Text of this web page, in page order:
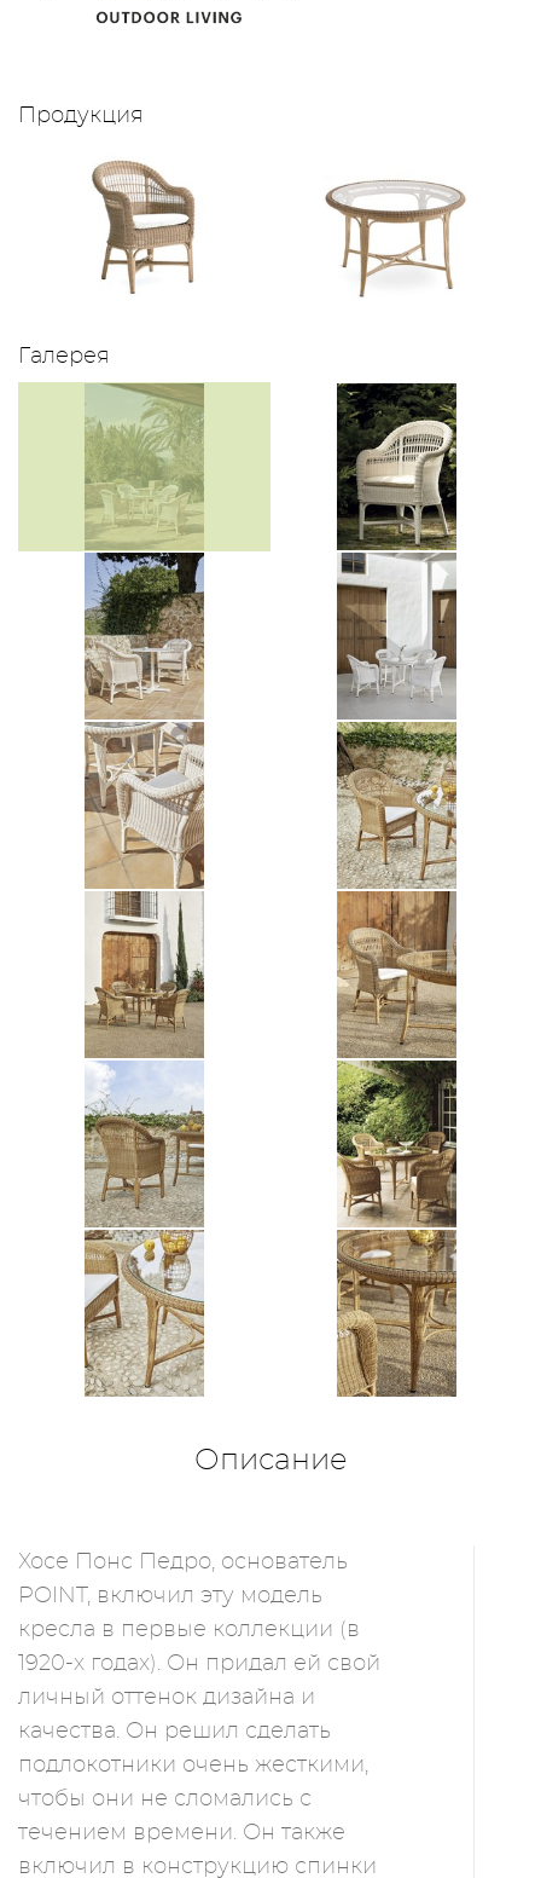
Продукция
Галерея
Описание
Хосе Понс Педро, основатель
POINT, включил эту модель
кресла в первые коллекции (в
1920-х годах). Он придал ей свой
личный оттенок дизайна и
качества. Он решил сделать
подлокотники очень жесткими,
чтобы они не сломались с
течением времени. Он также
включил в конструкцию спинки